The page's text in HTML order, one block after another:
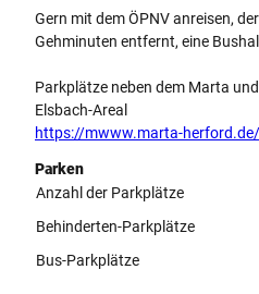
Gern mit dem ÖPNV anreisen,
Gehminuten entfernt, eine
Parkplätze neben dem Marta
Elsbach-Areal
https://mwww.marta-herford.de/
Parken
Anzahl der Parkplätze
Behinderten-Parkplätze
Bus-Parkplätze